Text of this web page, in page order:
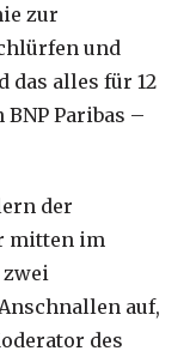
zur
und
das alles für 12
Paribas –
der
mitten im
auf,
des